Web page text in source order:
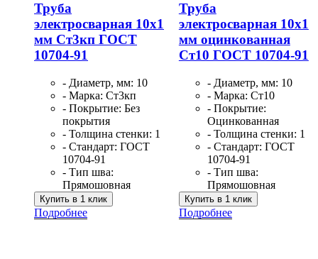
Труба
электросварная 10х1
мм Ст3кп ГОСТ
10704-91
- Диаметр, мм: 10
- Марка: Ст3кп
- Покрытие: Без
покрытия
- Толщина стенки: 1
- Стандарт: ГОСТ
10704-91
- Тип шва:
Прямошовная
Купить в 1 клик
Подробнее
Труба
электросварная 10х1
мм оцинкованная
Ст10 ГОСТ 10704-91
- Диаметр, мм: 10
- Марка: Ст10
- Покрытие:
Оцинкованная
- Толщина стенки: 1
- Стандарт: ГОСТ
10704-91
- Тип шва:
Прямошовная
Купить в 1 клик
Подробнее